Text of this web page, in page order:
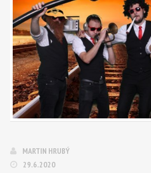
MARTIN HRUBÝ
29.6.2020